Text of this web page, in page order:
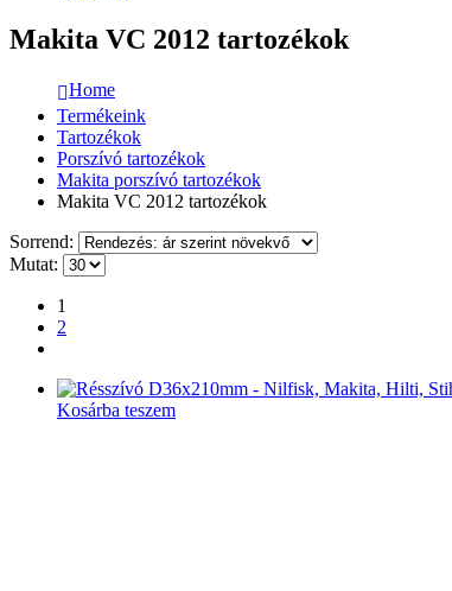
Makita VC 2012 tartozékok
Home
Termékeink
Tartozékok
Porszívó tartozékok
Makita porszívó tartozékok
Makita VC 2012 tartozékok
Sorrend:
Mutat:
1
2
Kosárba teszem